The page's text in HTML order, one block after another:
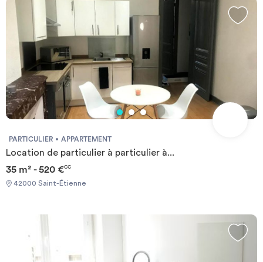
PARTICULIER APPARTEMENT
Location de particulier à particulier à...
35 m² - 520 €CC
42000 Saint-Étienne